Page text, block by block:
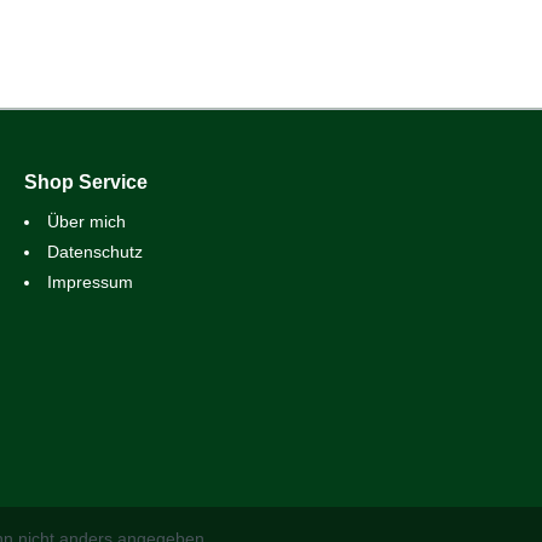
Shop Service
Über mich
Datenschutz
Impressum
nicht anders angegeben.